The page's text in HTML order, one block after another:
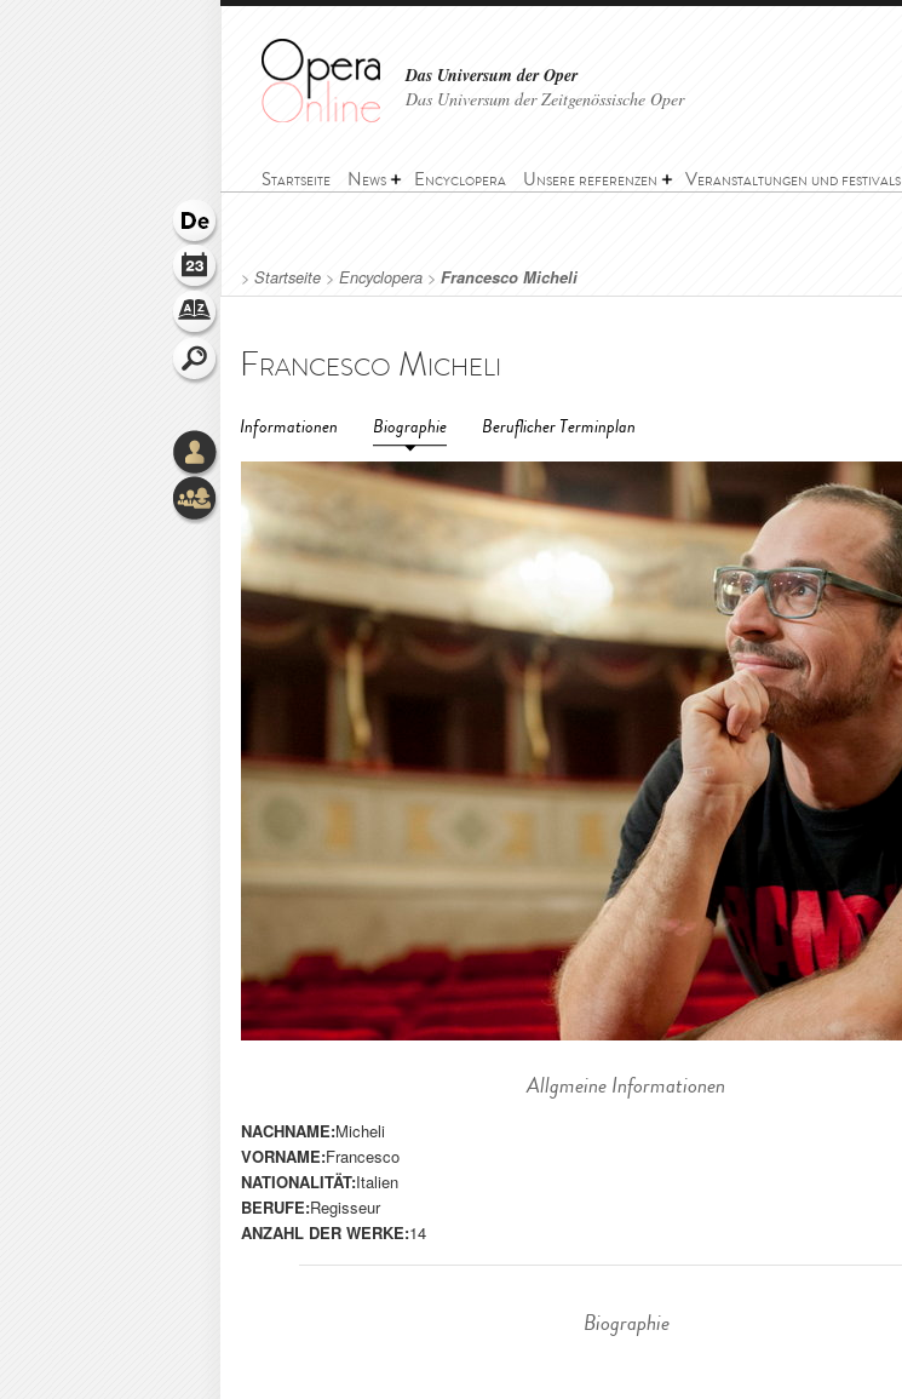
Das Universum der Oper
Das Universum der Zeitgenössische Oper
Startseite News Encyclopera Unsere referenzen Veranstaltungen und festivals
> Startseite > Encyclopera > Francesco Micheli
Francesco Micheli
Informationen Biographie Beruflicher Terminplan
Allgmeine Informationen
NACHNAME:Micheli
VORNAME:Francesco
NATIONALITÄT:Italien
BERUFE:Regisseur
ANZAHL DER WERKE:14
Biographie